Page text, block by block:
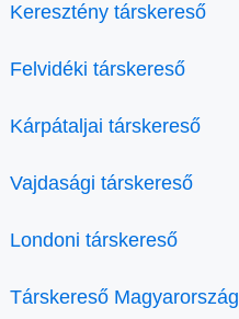
Keresztény társkereső
Felvidéki társkereső
Kárpátaljai társkereső
Vajdasági társkereső
Londoni társkereső
Társkereső Magyarország